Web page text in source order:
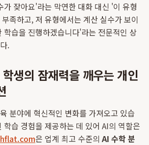
가 잦아요'라는 막연한 대화 대신 '이 유형
족하고, 저 유형에서는 계산 실수가 보이
학습을 진행하겠습니다'라는 전문적인 상
.
생의 잠재력을 깨우는 개인
분야에 혁신적인 변화를 가져오고 있습
학습 경험을 제공하는 데 있어 AI의 역할은
은 업계 최고 수준의AI 수학 분